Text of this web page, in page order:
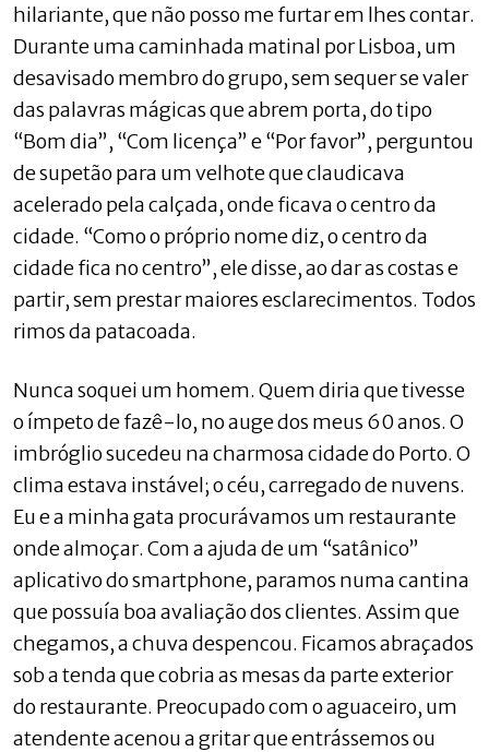
hilariante, que não posso me furtar em lhes contar.
Durante uma caminhada matinal por Lisboa, um
desavisado membro do grupo, sem sequer se valer
das palavras mágicas que abrem porta, do tipo
“Bom dia”, “Com licença” e “Por favor”, perguntou
de supetão para um velhote que claudicava
acelerado pela calçada, onde ficava o centro da
cidade. “Como o próprio nome diz, o centro da
cidade fica no centro”, ele disse, ao dar as costas e
partir, sem prestar maiores esclarecimentos. Todos
rimos da patacoada.
Nunca soquei um homem. Quem diria que tivesse
o ímpeto de fazê-lo, no auge dos meus 60 anos. O
imbróglio sucedeu na charmosa cidade do Porto. O
clima estava instável; o céu, carregado de nuvens.
Eu e a minha gata procurávamos um restaurante
onde almoçar. Com a ajuda de um “satânico”
aplicativo do smartphone, paramos numa cantina
que possuía boa avaliação dos clientes. Assim que
chegamos, a chuva despencou. Ficamos abraçados
sob a tenda que cobria as mesas da parte exterior
do restaurante. Preocupado com o aguaceiro, um
atendente acenou a gritar que entrássemos ou